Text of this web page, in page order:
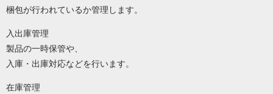
梱包が行われているか管理します。
入出庫管理
製品の一時保管や、
入庫・出庫対応などを行います。
在庫管理